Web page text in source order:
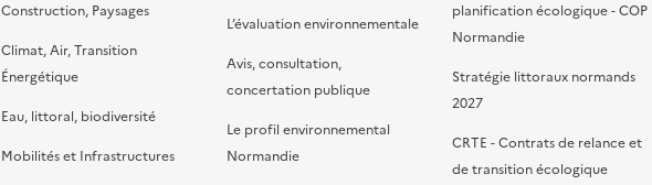
Construction, Paysages
Climat, Air, Transition
Énergétique
Eau, littoral, biodiversité
Mobilités et Infrastructures
L’évaluation environnementale
Avis, consultation,
concertation publique
Le profil environnemental
Normandie
planification écologique - COP
Normandie
Stratégie littoraux normands
2027
CRTE - Contrats de relance et
de transition écologique